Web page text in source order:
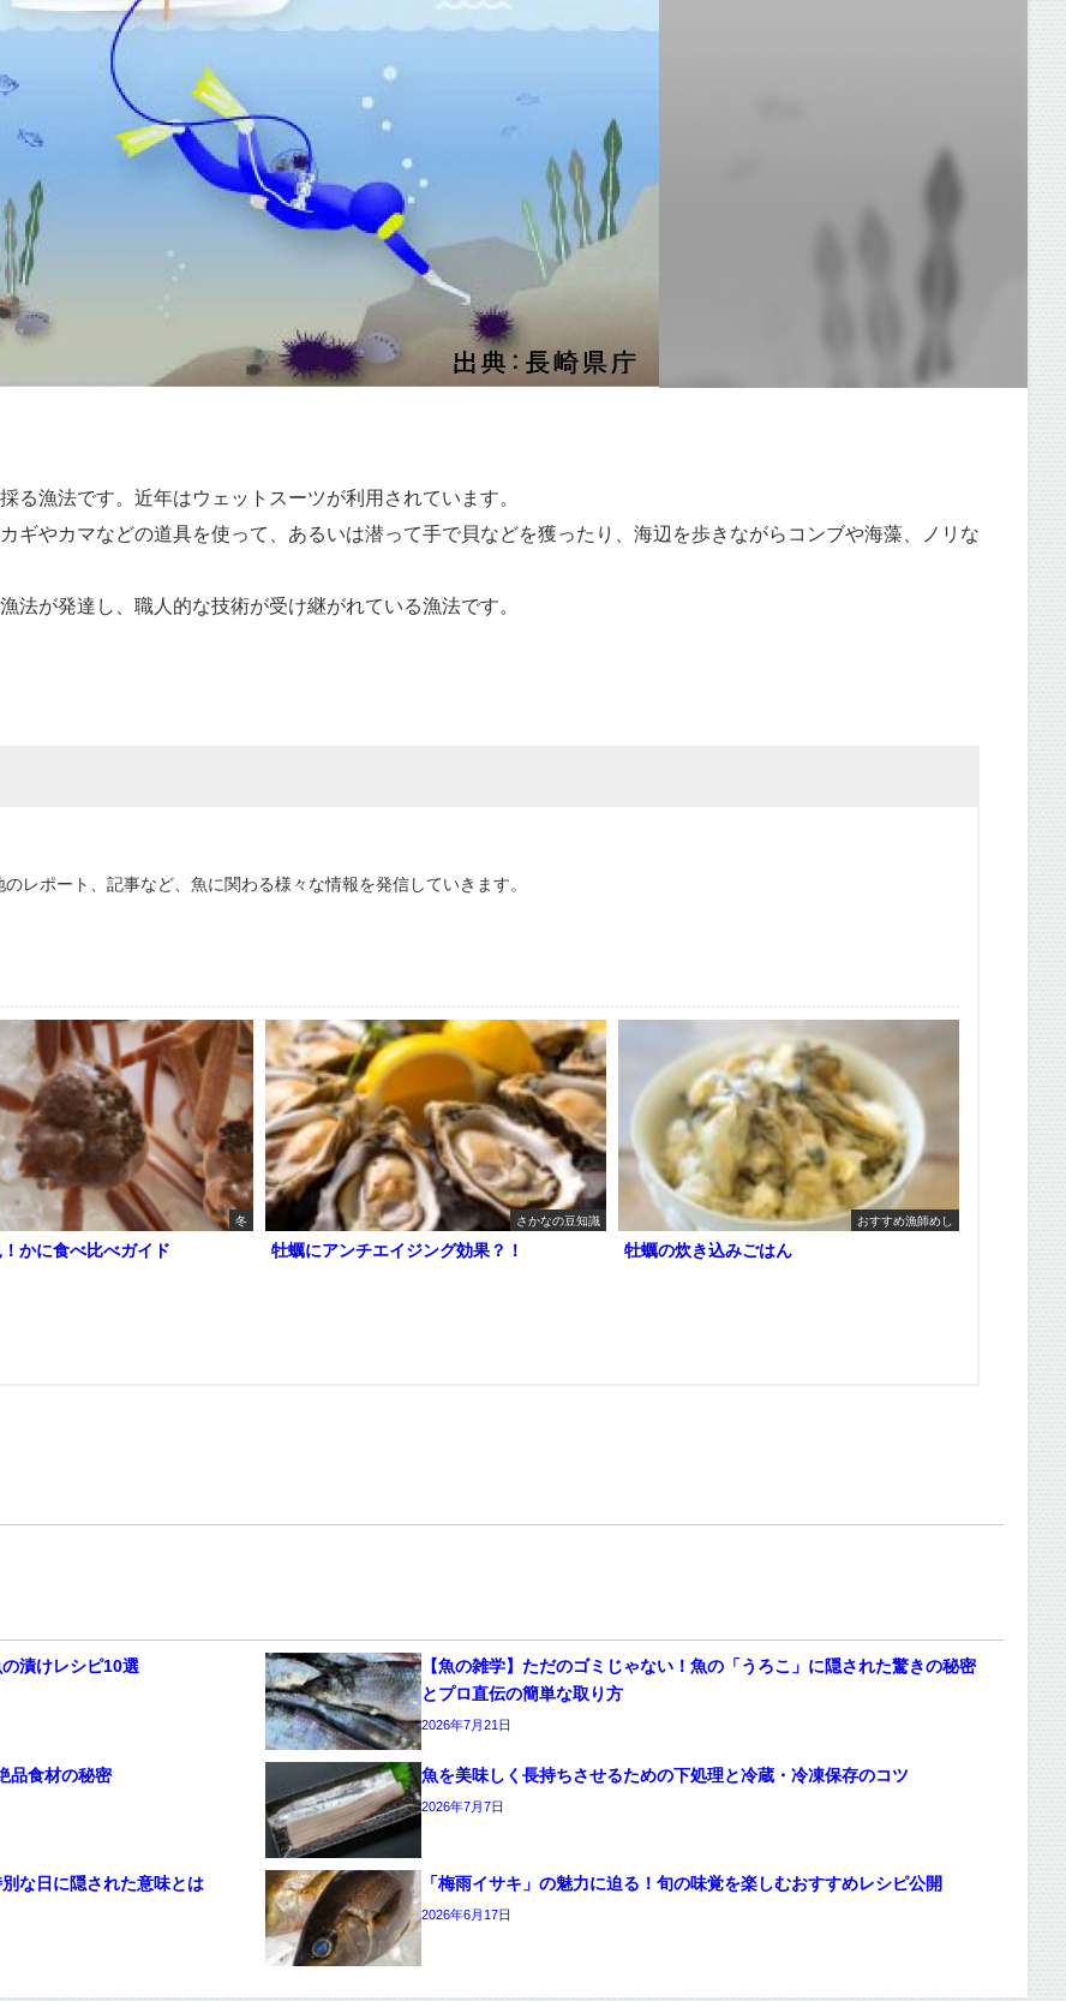
漁法です。近年はウェットスーツが利用されています。
ギやカマなどの道具を使って、あるいは潜って手で貝などを獲ったり、海辺を歩きながらコンブや海藻、ノリな
法が発達し、職人的な技術が受け継がれている漁法です。
レポート、記事など、魚に関わる様々な情報を発信していきます。
冬
かに食べ比べガイド
さかなの豆知識
牡蠣にアンチエイジング効果？！
おすすめ漁師めし
牡蠣の炊き込みごはん
漬けレシピ10選
【魚の雑学】ただのゴミじゃない！魚の「うろこ」に隠された驚きの秘密
とプロ直伝の簡単な取り方
2026年7月21日
品食材の秘密 魚を美味しく長持ちさせるための下処理と冷蔵・冷凍保存のコツ
2026年7月7日
な日に隠された意味とは 「梅雨イサキ」の魅力に迫る！旬の味覚を楽しむおすすめレシピ公開
2026年6月17日